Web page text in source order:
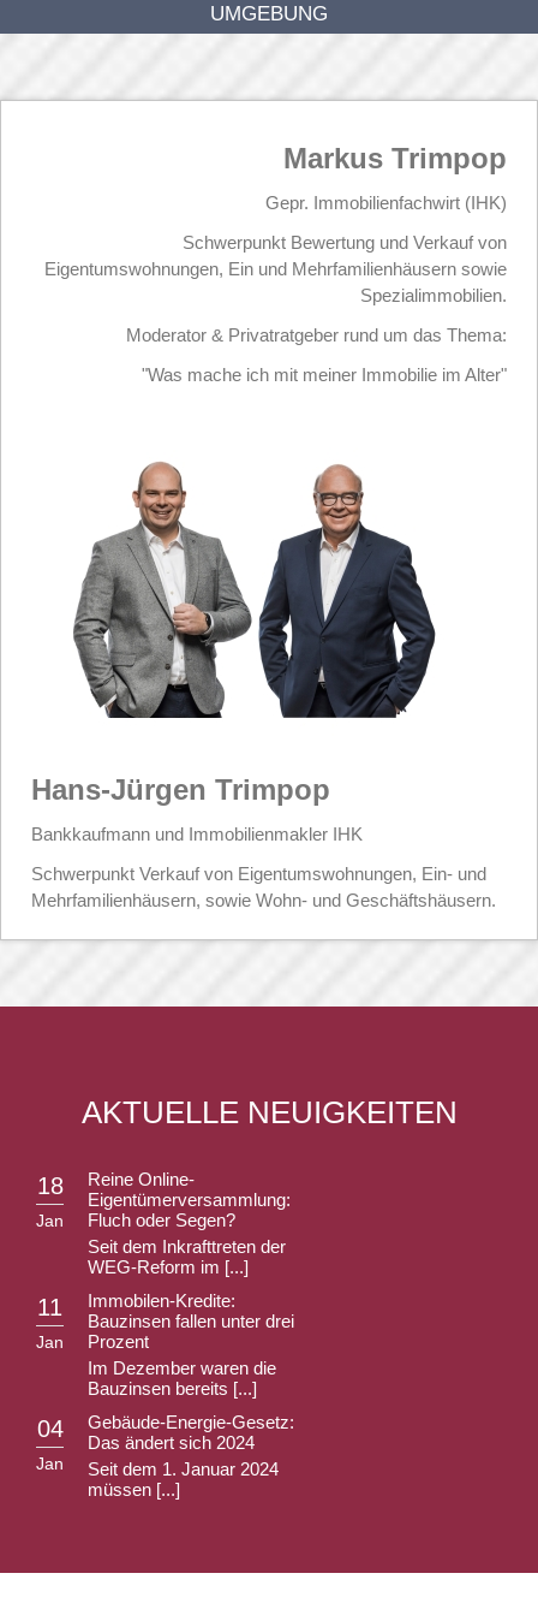
UMGEBUNG
Markus Trimpop
Gepr. Immobilienfachwirt (IHK)
Schwerpunkt Bewertung und Verkauf von
Eigentumswohnungen, Ein und Mehrfamilienhäusern sowie
Spezialimmobilien.
Moderator & Privatratgeber rund um das Thema:
"Was mache ich mit meiner Immobilie im Alter"
Hans-Jürgen Trimpop
Bankkaufmann und Immobilienmakler IHK
Schwerpunkt Verkauf von Eigentumswohnungen, Ein- und
Mehrfamilienhäusern, sowie Wohn- und Geschäftshäusern.
AKTUELLE NEUIGKEITEN
18
Jan
Reine Online-
Eigentümerversammlung:
Fluch oder Segen?
Seit dem Inkrafttreten der
WEG-Reform im [...]
11
Jan
Immobilen-Kredite:
Bauzinsen fallen unter drei
Prozent
Im Dezember waren die
Bauzinsen bereits [...]
04
Jan
Gebäude-Energie-Gesetz:
Das ändert sich 2024
Seit dem 1. Januar 2024
müssen [...]